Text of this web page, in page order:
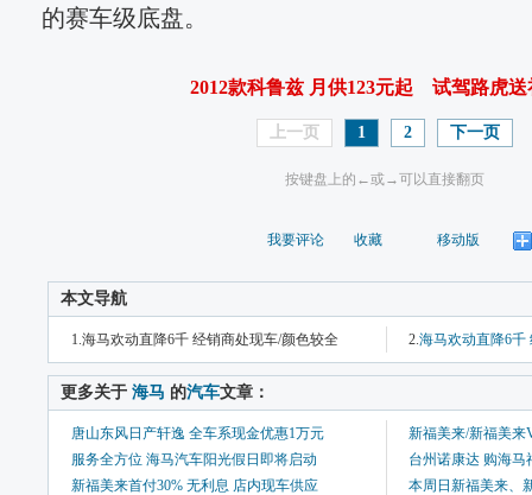
的赛车级底盘。
2012款科鲁兹 月供123元起 试驾路虎送
上一页 1 2 下一页
按键盘上的←或→可以直接翻页
我要评论 收藏 移动版
本文导航
1.海马欢动直降6千 经销商处现车/颜色较全 2.海马欢动直降6千
更多关于 海马 的汽车文章：
唐山东风日产轩逸 全车系现金优惠1万元
新福美来/新福美来
服务全方位 海马汽车阳光假日即将启动
台州诺康达 购海马
新福美来首付30% 无利息 店内现车供应
本周日新福美来、